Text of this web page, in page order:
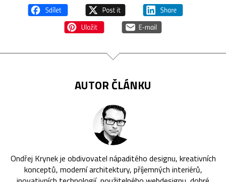
AUTOR ČLÁNKU
Ondřej Krynek je obdivovatel nápaditého designu, kreativních
konceptů, moderní architektury, příjemných interiérů,